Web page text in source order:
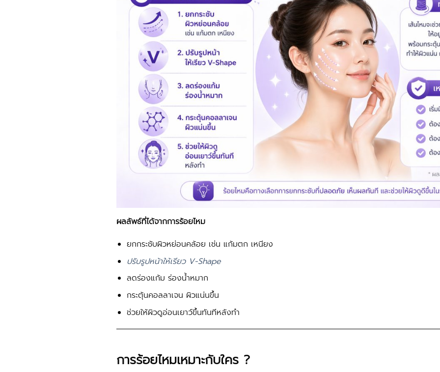
ผลลัพธ์ที่ได้จากการร้อยไหม
ยกกระชับผิวหย่อนคล้อย เช่น แก้มตก เหนียง
ปรับรูปหน้าให้เรียว V-Shape
ลดร่องแก้ม ร่องน้ำหมาก
กระตุ้นคอลลาเจน ผิวแน่นขึ้น
ช่วยให้ผิวดูอ่อนเยาว์ขึ้นทันทีหลังทำ
การร้อยไหมเหมาะกับใคร ?